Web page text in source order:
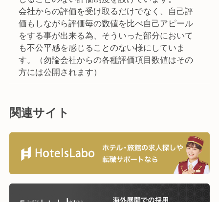
会社からの評価を受け取るだけでなく、自己評
価もしながら評価毎の数値を比べ自己アピール
をする事が出来る為、そういった部分において
も不公平感を感じることのない様にしていま
す。（勿論会社からの各種評価項目数値はその
方には公開されます）
関連サイト